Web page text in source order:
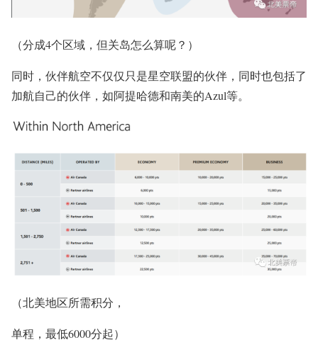
（分成4个区域，但关岛怎么算呢？）
同时，伙伴航空不仅仅只是星空联盟的伙伴，同时也包括了
加航自己的伙伴，如阿提哈德和南美的Azul等。
（北美地区所需积分，
单程，最低6000分起）